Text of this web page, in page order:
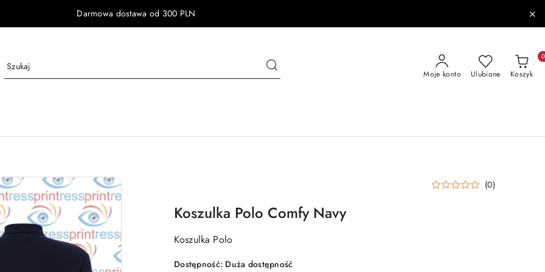
Darmowa dostawa od 300 PLN
Moje konto Ulubione Koszyk
0
(0)
Koszulka Polo Comfy Navy
Koszulka Polo
Dostępność: Duża dostępność